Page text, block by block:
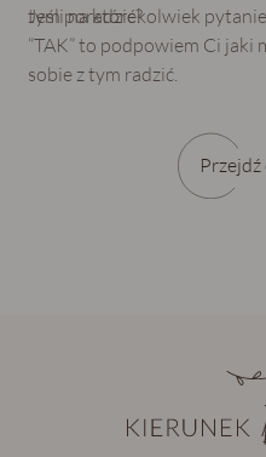
tym poradzić?
Jeśli na którekolwiek
“TAK” to podpowiem Ci jaki
sobie z tym radzić.